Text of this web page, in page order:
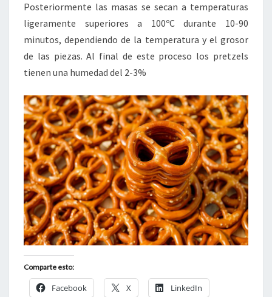
Posteriormente las masas se secan a temperaturas
ligeramente superiores a 100ºC durante 10-90
minutos, dependiendo de la temperatura y el grosor
de las piezas. Al final de este proceso los pretzels
tienen una humedad del 2-3%
Comparte esto:
Facebook X LinkedIn